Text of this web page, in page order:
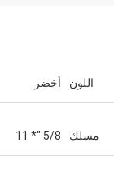
اللون أخضر
مسلك 5/8 "* 11